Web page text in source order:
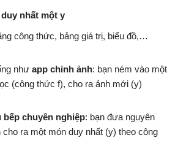
duy nhất một y
công thức, bảng giá trị, biểu đồ,…
như app chỉnh ảnh: bạn ném vào một
(công thức f), cho ra ảnh mới (y)
bếp chuyên nghiệp: bạn đưa nguyên
cho ra một món duy nhất (y) theo công